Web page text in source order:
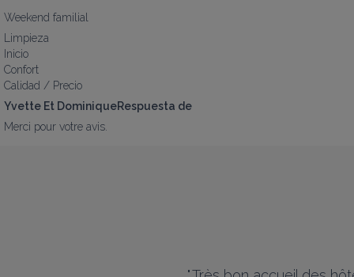
Weekend familial
Limpieza
Inicio
Confort
Calidad / Precio
Yvette Et DominiqueRespuesta de
Merci pour votre avis.